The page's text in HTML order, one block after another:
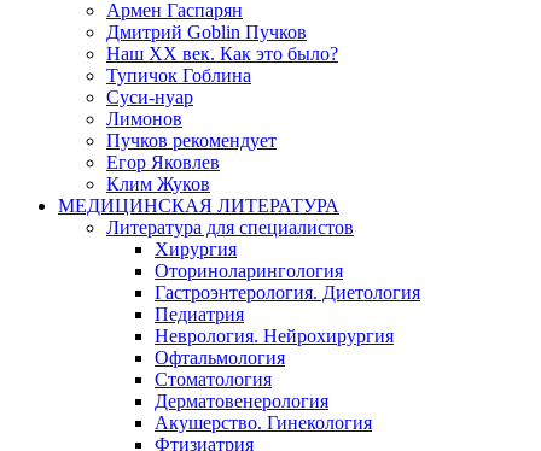
Армен Гаспарян
Дмитрий Goblin Пучков
Наш XX век. Как это было?
Тупичок Гоблина
Суси-нуар
Лимонов
Пучков рекомендует
Егор Яковлев
Клим Жуков
МЕДИЦИНСКАЯ ЛИТЕРАТУРА
Литература для специалистов
Хирургия
Оториноларингология
Гастроэнтерология. Диетология
Педиатрия
Неврология. Нейрохирургия
Офтальмология
Стоматология
Дерматовенерология
Акушерство. Гинекология
Фтизиатрия